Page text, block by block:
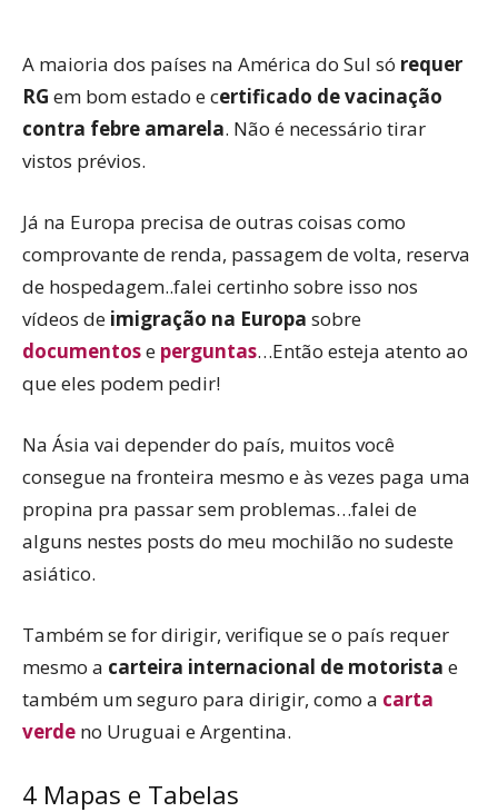
A maioria dos países na América do Sul só requer
RG em bom estado e certificado de vacinação
contra febre amarela. Não é necessário tirar
vistos prévios.
Já na Europa precisa de outras coisas como
comprovante de renda, passagem de volta, reserva
de hospedagem..falei certinho sobre isso nos
vídeos de imigração na Europa sobre
documentose perguntas…Então esteja atento ao
que eles podem pedir!
Na Ásia vai depender do país, muitos você
consegue na fronteira mesmo e às vezes paga uma
propina pra passar sem problemas…falei de
alguns nestes posts do meu mochilão no sudeste
asiático.
Também se for dirigir, verifique se o país requer
mesmo a carteira internacional de motorista e
também um seguro para dirigir, como a carta
verde no Uruguai e Argentina.
4 Mapas e Tabelas